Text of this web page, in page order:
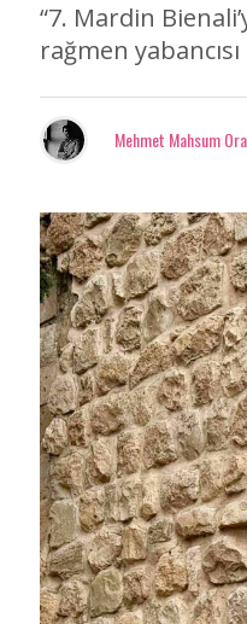
“7. Mardin
rağmen
Mehmet Mahsum